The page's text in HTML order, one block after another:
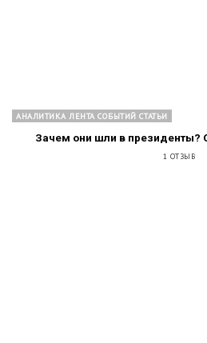
АНАЛИТИКА ЛЕНТА СОБЫТИЙ СТАТЬИ
Зачем они шли в президенты?
1 ОТЗЫВ